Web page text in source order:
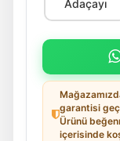
Adaçayı
garantisi
Ürünü
içerisinde